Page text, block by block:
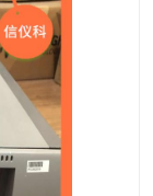
SPT-2U
2000A-HS